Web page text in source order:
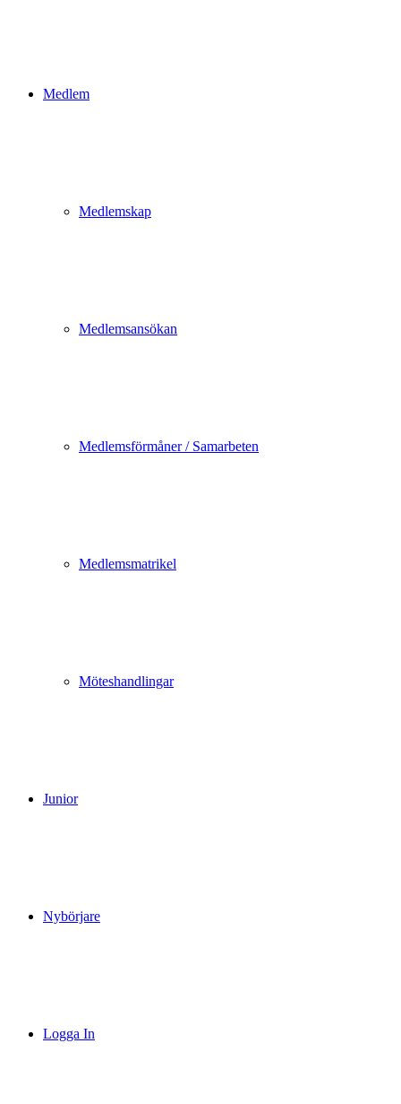
Medlem
Medlemskap
Medlemsansökan
Medlemsförmåner / Samarbeten
Medlemsmatrikel
Möteshandlingar
Junior
Nybörjare
Logga In